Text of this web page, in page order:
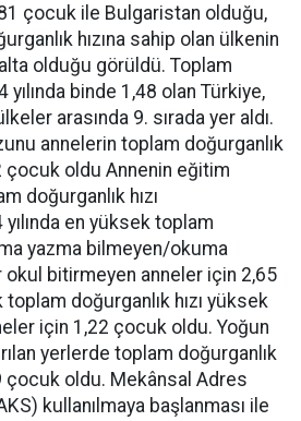
çocuk ile Bulgaristan olduğu,
hızına sahip olan ülkenin
olduğu görüldü. Toplam
yılında binde 1,48 olan Türkiye,
arasında 9. sırada yer aldı.
annelerin toplam doğurganlık
çocuk oldu Annenin eğitim
doğurganlık hızı
en yüksek toplam
yazma bilmeyen/okuma
bitirmeyen anneler için 2,65
doğurganlık hızı yüksek
için 1,22 çocuk oldu. Yoğun
yerlerde toplam doğurganlık
çocuk oldu. Mekânsal Adres
kullanılmaya başlanması ile